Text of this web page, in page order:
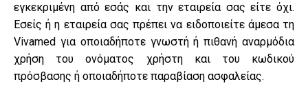
εγκεκριμένη από εσάς και την εταιρεία σας είτε όχι.
Εσείς ή η εταιρεία σας πρέπει να ειδοποιείτε άμεσα τη
Vivamed για οποιαδήποτε γνωστή ή πιθανή αναρμόδια
χρήση του ονόματος χρήστη και του κωδικού
πρόσβασης ή οποιαδήποτε παραβίαση ασφαλείας.